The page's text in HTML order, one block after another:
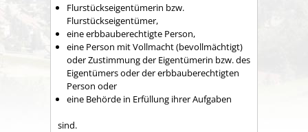
Flurstückseigentümerin bzw.
Flurstückseigentümer,
eine erbbauberechtigte Person,
eine Person mit Vollmacht (bevollmächtigt)
oder Zustimmung der Eigentümerin bzw. des
Eigentümers oder der erbbauberechtigten
Person oder
eine Behörde in Erfüllung ihrer Aufgaben
sind.